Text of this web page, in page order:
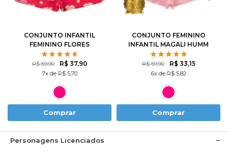
CONJUNTO INFANTIL
FEMININO FLORES
ROTATIVAS
R$ 59,90 R$ 37,90
7x de R$ 5,70
Comprar
CONJUNTO FEMININO
INFANTIL MAGALI HUMM
AMO MELANCIA- TURMA
DA MÔNICA
R$ 59,90 R$ 33,15
6x de R$ 5,82
Comprar
Personagens Licenciados